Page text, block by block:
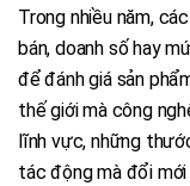
Trong nhiều năm,
bán, doanh số hay
để đánh giá sản
thế giới mà công
lĩnh vực, những
tác động mà đổi mới